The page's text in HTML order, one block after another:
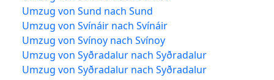
Umzug von Sund nach Sund
Umzug von Svínáir nach Svínáir
Umzug von Svínoy nach Svínoy
Umzug von Syðradalur nach Syðradalur
Umzug von Syðradalur nach Syðradalur